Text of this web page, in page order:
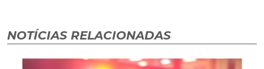
NOTÍCIAS RELACIONADAS